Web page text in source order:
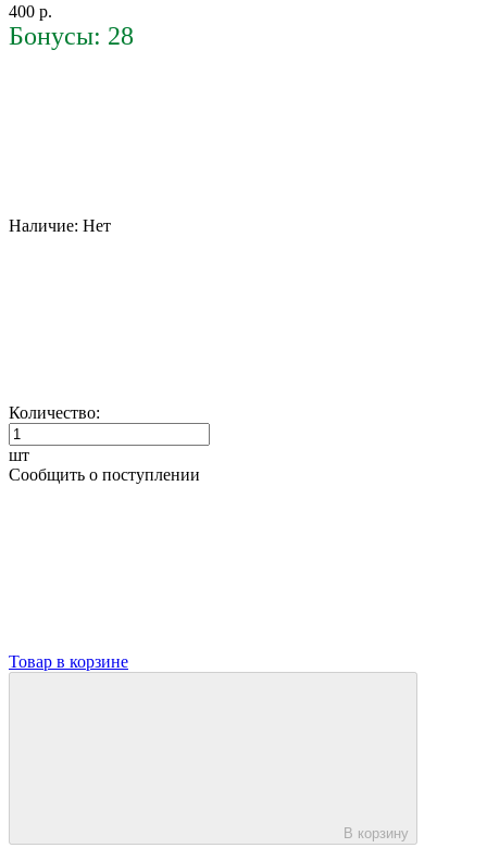
400 р.
Бонусы: 28
Наличие: Нет
Количество:
шт
Сообщить о поступлении
Товар в корзине
В корзину